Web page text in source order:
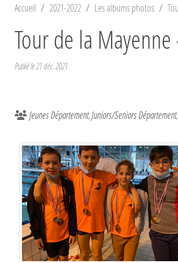
Accueil 2021-2022 Les albums photos
Tour de la
Publié le21 déc. 2021
Jeunes Département Juniors/Seniors Département